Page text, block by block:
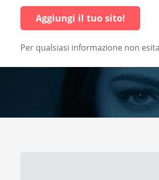
Aggiungi il tuo sito!
Per qualsiasi informazione non